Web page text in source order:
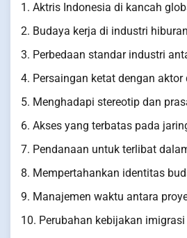
1. Aktris Indonesia di kancah
2. Budaya kerja di industri
3. Perbedaan standar industri
4. Persaingan ketat dengan
5. Menghadapi stereotip dan
6. Akses yang terbatas pada
7. Pendanaan untuk terlibat
8. Mempertahankan identitas
9. Manajemen waktu antara
10. Perubahan kebijakan